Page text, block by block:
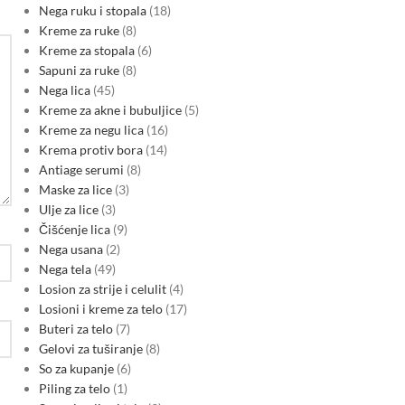
Nega ruku i stopala 18
Kreme za ruke 8
Kreme za stopala 6
Sapuni za ruke 8
Nega lica 45
Kreme za akne i bubuljice 5
Kreme za negu lica 16
Krema protiv bora 14
Antiage serumi 8
Maske za lice 3
Ulje za lice 3
Čišćenje lica 9
Nega usana 2
Nega tela 49
Losion za strije i celulit 4
Losioni i kreme za telo 17
Buteri za telo 7
Gelovi za tuširanje 8
So za kupanje 6
Piling za telo 1